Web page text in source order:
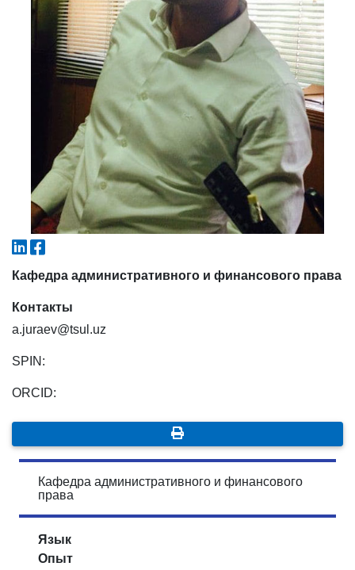
Кафедра административного и финансового права
Контакты
a.juraev@tsul.uz
SPIN:
ORCID:
Кафедра административного и финансового
права
Язык
Опыт
6. Онлайн-заявки (15) 7. Колл-центр (4)
9. Квота (магистратура) (1)
✉️ Написать администратору